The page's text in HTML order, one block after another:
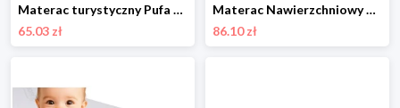
Materac turystyczny Pufa 120x60 dla dzieci + Torba Składany 2w1
65.03 zł
Materac Nawierzchniowy 160x80 piankowy dziecięcy średniotwardy Topper
86.10 zł